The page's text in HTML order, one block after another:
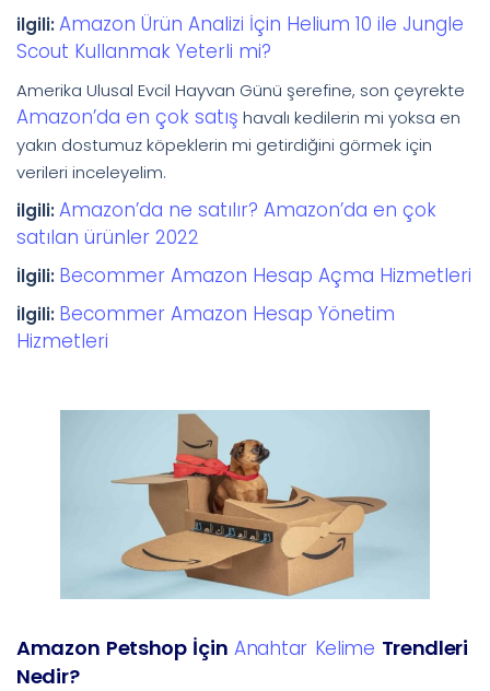
ilgili: Amazon Ürün Analizi İçin Helium 10 ile Jungle
Scout Kullanmak Yeterli mi?
Amerika Ulusal Evcil Hayvan Günü şerefine, son çeyrekte
Amazon’da en çok satış havalı kedilerin mi yoksa en
yakın dostumuz köpeklerin mi getirdiğini görmek için
verileri inceleyelim.
ilgili: Amazon’da ne satılır? Amazon’da en çok
satılan ürünler 2022
İlgili: Becommer Amazon Hesap Açma Hizmetleri
İlgili: Becommer Amazon Hesap Yönetim
Hizmetleri
Amazon Petshop İçin Anahtar Kelime Trendleri
Nedir?